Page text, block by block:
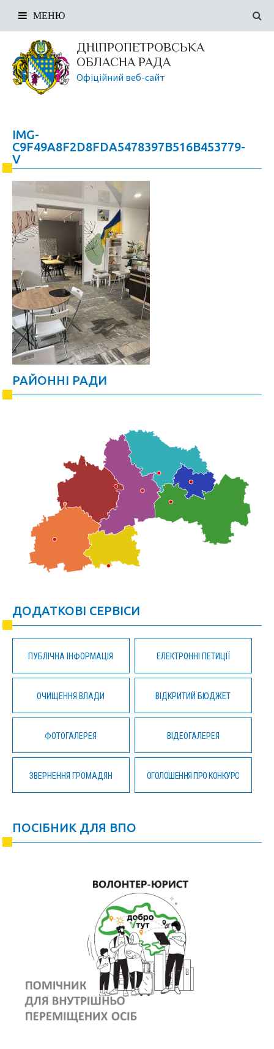
ДНІПРОПЕТРОВСЬКА
ОБЛАСНА РАДА
Офіційний веб-сайт
МЕНЮ
IMG-
C9F49A8F2D8FDA5478397B516B453779-
V
РАЙОННІ РАДИ
ДОДАТКОВІ СЕРВІСИ
ПУБЛІЧНА ІНФОРМАЦІЯ ЕЛЕКТРОННІ ПЕТИЦІЇ
ОЧИЩЕННЯ ВЛАДИ ВІДКРИТИЙ БЮДЖЕТ
ФОТОГАЛЕРЕЯ ВІДЕОГАЛЕРЕЯ
ЗВЕРНЕННЯ ГРОМАДЯН ОГОЛОШЕННЯ ПРО КОНКУРС
ПОСІБНИК ДЛЯ ВПО